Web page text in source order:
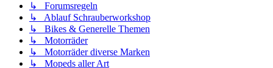
↳ Forumsregeln
↳ Ablauf Schrauberworkshop
↳ Bikes & Generelle Themen
↳ Motorräder
↳ Motorräder diverse Marken
↳ Mopeds aller Art